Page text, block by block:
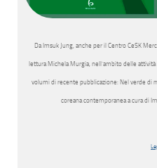
Da Imsuk Jung, anche per il Centro CeSK
lettura Michela Murgia, nell’ambito delle
volumi di recente pubblicazione: Nel verde di
coreana contemporanea a cura di